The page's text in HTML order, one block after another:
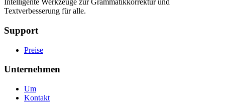
Intelligente Werkzeuge zur Grammatikkorrektur und
Textverbesserung für alle.
Support
Preise
Unternehmen
Um
Kontakt